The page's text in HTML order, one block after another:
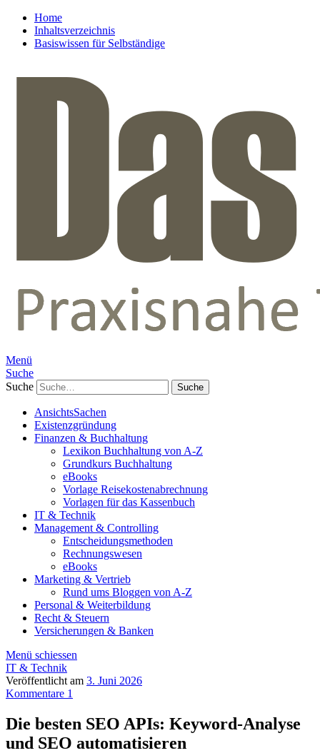
Home
Inhaltsverzeichnis
Basiswissen für Selbständige
Menü
Suche
Suche
AnsichtsSachen
Existenzgründung
Finanzen & Buchhaltung
Lexikon Buchhaltung von A-Z
Grundkurs Buchhaltung
eBooks
Vorlage Reisekostenabrechnung
Vorlagen für das Kassenbuch
IT & Technik
Management & Controlling
Entscheidungsmethoden
Rechnungswesen
eBooks
Marketing & Vertrieb
Rund ums Bloggen von A-Z
Personal & Weiterbildung
Recht & Steuern
Versicherungen & Banken
Menü schiessen
IT & Technik
Veröffentlicht am 3. Juni 2026
Kommentare 1
Die besten SEO APIs: Keyword-Analyse
und SEO automatisieren